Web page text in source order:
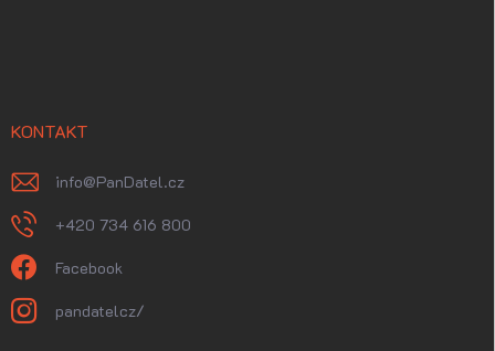
KONTAKT
info@PanDatel.cz
+420 734 616 800
Facebook
pandatelcz/